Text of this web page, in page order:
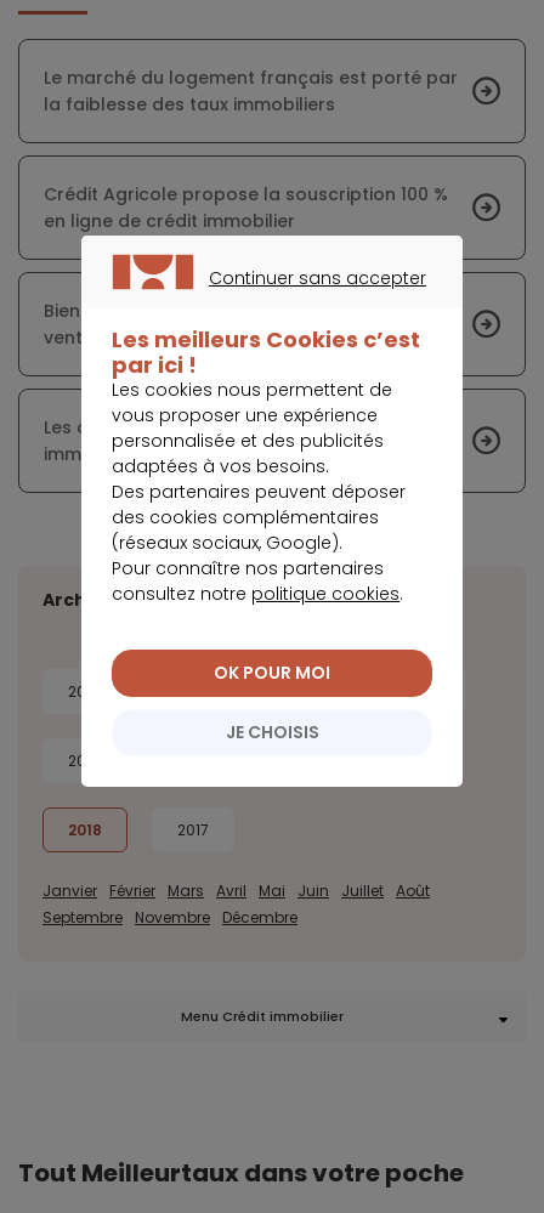
Le marché du logement français est porté par
la faiblesse des taux immobiliers
Crédit Agricole propose la souscription 100 %
en ligne de crédit immobilier
Bien connaître chaque client, la clé pour des
ventes immobilières réussies
Les demandes de renégociation de crédits
immobiliers repartent à la hausse
Archives
2026 2023
2022
2018 2017
Janvier Février Mars Avril Mai Juin Juillet Août
Septembre
Novembre Décembre
Menu Crédit immobilier
Tout Meilleurtaux dans votre poche
Continuer sans accepter
Les meilleurs Cookies c’est
par ici !
Les cookies nous permettent de
vous proposer une expérience
personnalisée et des publicités
adaptées à vos besoins.
Des partenaires peuvent déposer
des cookies complémentaires
(réseaux sociaux, Google).
Pour connaître nos partenaires
consultez notre politique cookies.
JE CHOISIS
OK POUR MOI